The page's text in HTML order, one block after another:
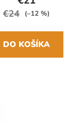
€24 (–12 %)
DO KOŠÍKA